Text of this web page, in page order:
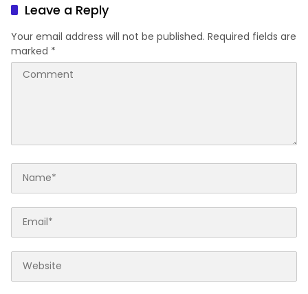
Leave a Reply
Your email address will not be published. Required fields are
marked *